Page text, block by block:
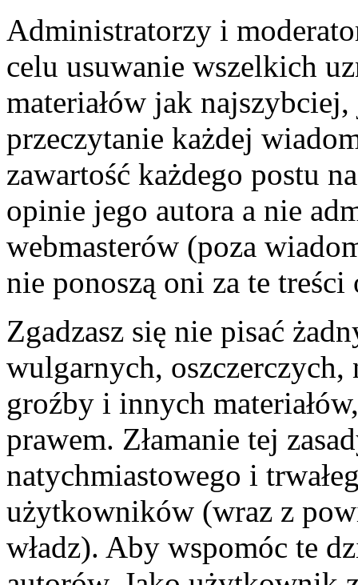
Administratorzy i
celu usuwanie wszelkich
materiałów jak
przeczytanie każdej
zawartość każdego postu
opinie jego autora a nie
webmasterów (poza
nie ponoszą oni za te
Zgadzasz się nie pisać
wulgarnych,
groźby i innych
prawem. Złamanie tej
natychmiastowego i
użytkowników (wraz z
władz). Aby wspomóc te